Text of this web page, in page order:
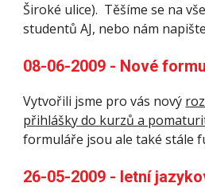
Široké ulice).  Těšíme se na
studentů AJ, nebo nám
08-06-2009 - Nové
Vytvořili jsme pro vás nový
přihlášky do kurzů a
formuláře jsou ale také stále
26-05-2009 - letní